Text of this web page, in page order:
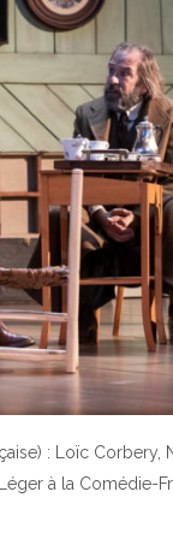
: Loïc Corbery,
à la Comédie-